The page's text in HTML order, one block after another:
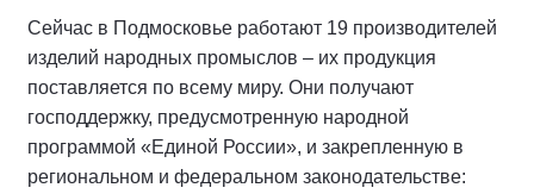
Сейчас в Подмосковье работают 19 производителей
изделий народных промыслов – их продукция
поставляется по всему миру. Они получают
господдержку, предусмотренную народной
программой «Единой России», и закрепленную в
региональном и федеральном законодательстве: